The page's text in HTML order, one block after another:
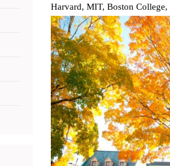
Harvard, MIT, Boston